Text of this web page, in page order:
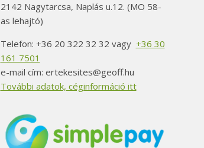
2142 Nagytarcsa, Naplás u.12. (MO 58-
as lehajtó)
Telefon: +36 20 322 32 32 vagy +36 30
161 7501
e-mail cím: ertekesites@geoff.hu
További adatok, céginformáció itt